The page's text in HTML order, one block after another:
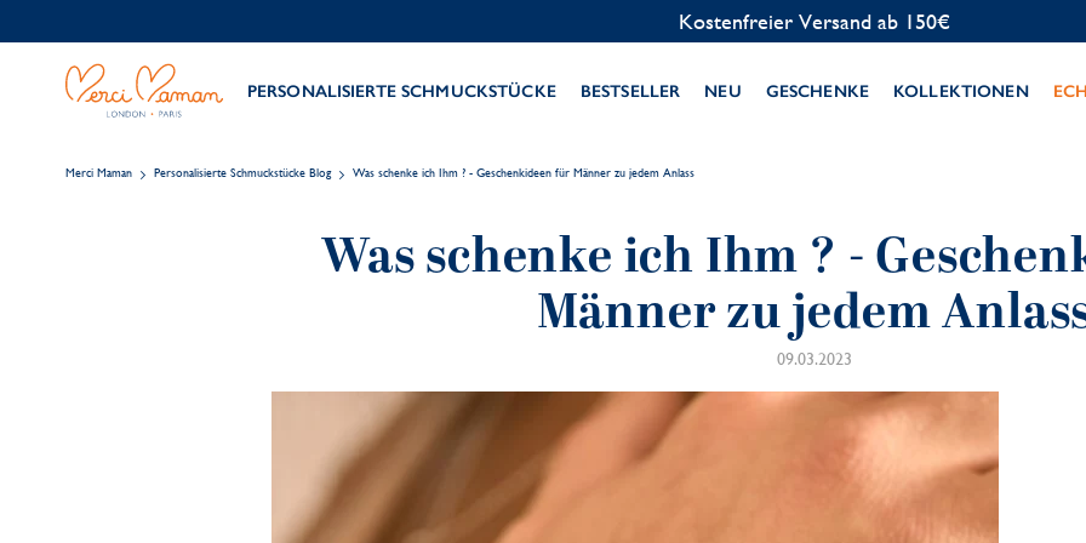
Kostenlose Personalisierung
PERSONALISIERTE SCHMUCKSTÜCKE BESTSELLER NEU GESCHENKE KOLLEKTIONEN
Merci Maman Personalisierte Schmuckstücke Blog Was schenke ich Ihm ? - Geschenkideen für Männer zu jedem Anlass
Was schenke ich Ihm ? -
Männer zu jedem
09.03.2023